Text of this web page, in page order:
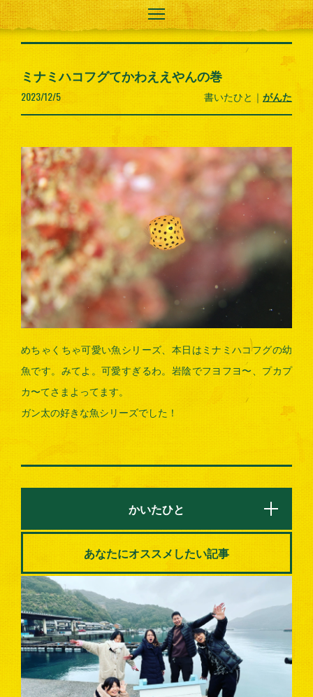
ミナミハコフグてかわええやんの巻
2023/12/5 書いたひと｜ がんた
めちゃくちゃ可愛い魚シリーズ、本日はミナミハコフグの幼
魚です。みてよ。可愛すぎるわ。岩陰でフヨフヨ〜、プカプ
カ〜てさまよってます。
ガン太の好きな魚シリーズでした！
かいたひと
あなたにオススメしたい記事